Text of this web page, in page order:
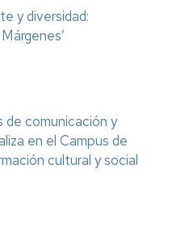
y diversidad:
de comunicación y
en el Campus de
cultural y social